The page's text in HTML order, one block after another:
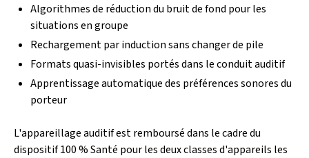
Algorithmes de réduction du bruit de fond pour les
situations en groupe
Rechargement par induction sans changer de pile
Formats quasi-invisibles portés dans le conduit auditif
Apprentissage automatique des préférences sonores du
porteur
L'appareillage auditif est remboursé dans le cadre du
dispositif 100 % Santé pour les deux classes d'appareils les